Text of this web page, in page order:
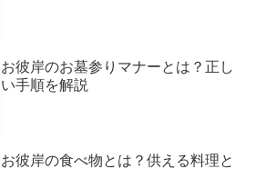
お彼岸のお墓参りマナーとは？正し
い手順を解説
お彼岸の食べ物とは？供える料理と